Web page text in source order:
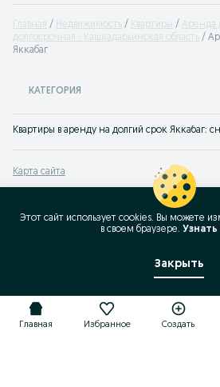
Главная Недвижимость Квартиры Аренда
долгосрочная - Кашкадарьинская область
Яккабаг
КАТЕГОРИЯ
Квартиры в аренду на долгий срок Яккабаг:
Карта сайта
Карта бизнес-страницы
Популярные запросы
Главная Избранное Создать
Этот сайт использует cookies. Вы можете
в своeм браузере.
Закрыть